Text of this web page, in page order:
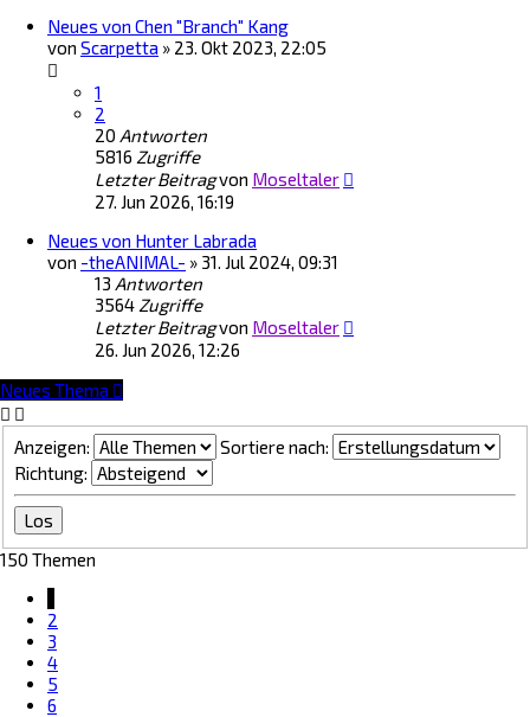
Neues von Chen "Branch" Kang
von Scarpetta » 23. Okt 2023, 22:05
1
2
20 Antworten
5816 Zugriffe
Letzter Beitragvon Moseltaler
27. Jun 2026, 16:19
Neues von Hunter Labrada
von -theANIMAL- » 31. Jul 2024, 09:31
13 Antworten
3564 Zugriffe
Letzter Beitragvon Moseltaler
26. Jun 2026, 12:26
Neues Thema
Anzeigen:
Sortiere nach:
Richtung:
150 Themen
2
3
4
5
6